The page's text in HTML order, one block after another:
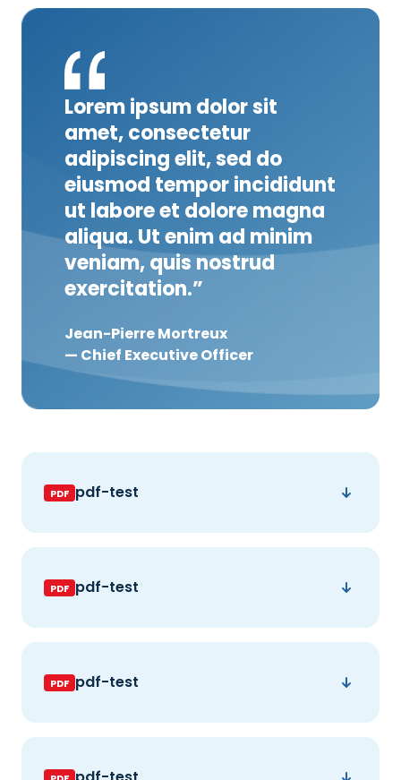
Lorem ipsum dolor sit
amet, consectetur
adipiscing elit, sed do
eiusmod tempor incididunt
ut labore et dolore magna
aliqua. Ut enim ad minim
veniam, quis nostrud
exercitation.”
Jean-Pierre Mortreux
— Chief Executive Officer
pdf-test
pdf-test
pdf-test